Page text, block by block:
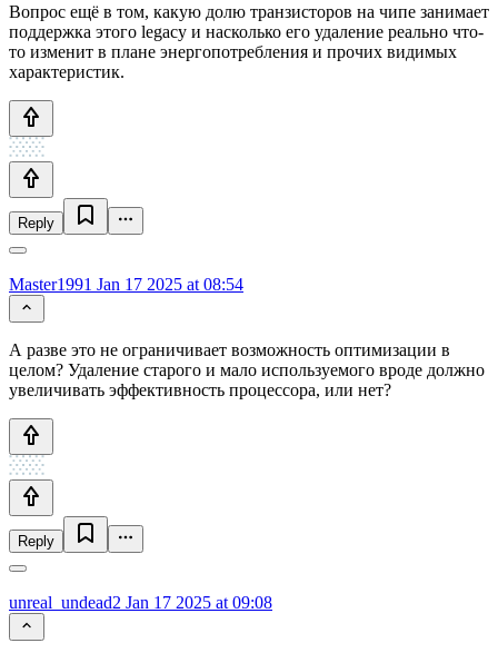
Вопрос ещё в том, какую долю транзисторов на чипе занимает
поддержка этого legacy и насколько его удаление реально что-
то изменит в плане энергопотребления и прочих видимых
характеристик.
Reply
Master1991 Jan 17 2025 at 08:54
А разве это не ограничивает возможность оптимизации в
целом? Удаление старого и мало используемого вроде должно
увеличивать эффективность процессора, или нет?
Reply
unreal_undead2 Jan 17 2025 at 09:08